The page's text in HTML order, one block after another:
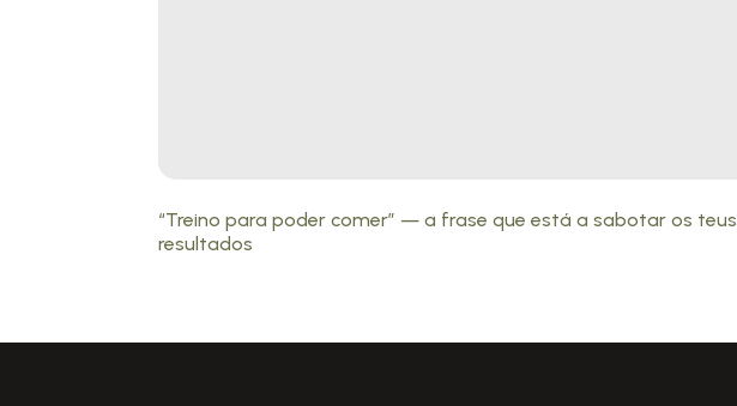
“Treino para poder comer” — a frase que está a sabotar os teus
resultados